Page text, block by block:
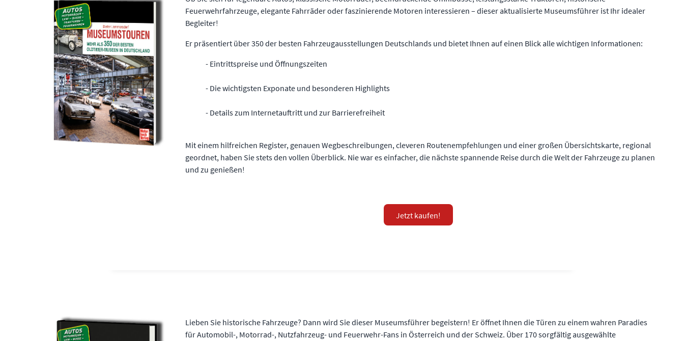
Feuerwehrfahrzeuge, elegante Fahrräder oder faszinierende Motoren interessieren – dieser aktualisierte Museumsführer ist Ihr idealer
Begleiter!
Er präsentiert über 350 der besten Fahrzeugausstellungen Deutschlands und bietet Ihnen auf einen Blick alle wichtigen Informationen:
- Eintrittspreise und Öffnungszeiten
- Die wichtigsten Exponate und besonderen Highlights
- Details zum Internetauftritt und zur Barrierefreiheit
Mit einem hilfreichen Register, genauen Wegbeschreibungen, cleveren Routenempfehlungen und einer großen Übersichtskarte, regional
geordnet, haben Sie stets den vollen Überblick. Nie war es einfacher, die nächste spannende Reise durch die Welt der Fahrzeuge zu planen
und zu genießen!
Jetzt kaufen!
Lieben Sie historische Fahrzeuge? Dann wird Sie dieser Museumsführer begeistern! Er öffnet Ihnen die Türen zu einem wahren Paradies
für Automobil-, Motorrad-, Nutzfahrzeug- und Feuerwehr-Fans in Österreich und der Schweiz. Über 170 sorgfältig ausgewählte